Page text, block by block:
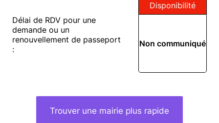
Délai de RDV pour une
demande ou un
renouvellement de passeport
:
Disponibilité
Non communiqué
Trouver une mairie plus rapide